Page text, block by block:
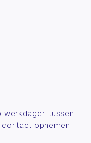
werkdagen tussen
contact opnemen